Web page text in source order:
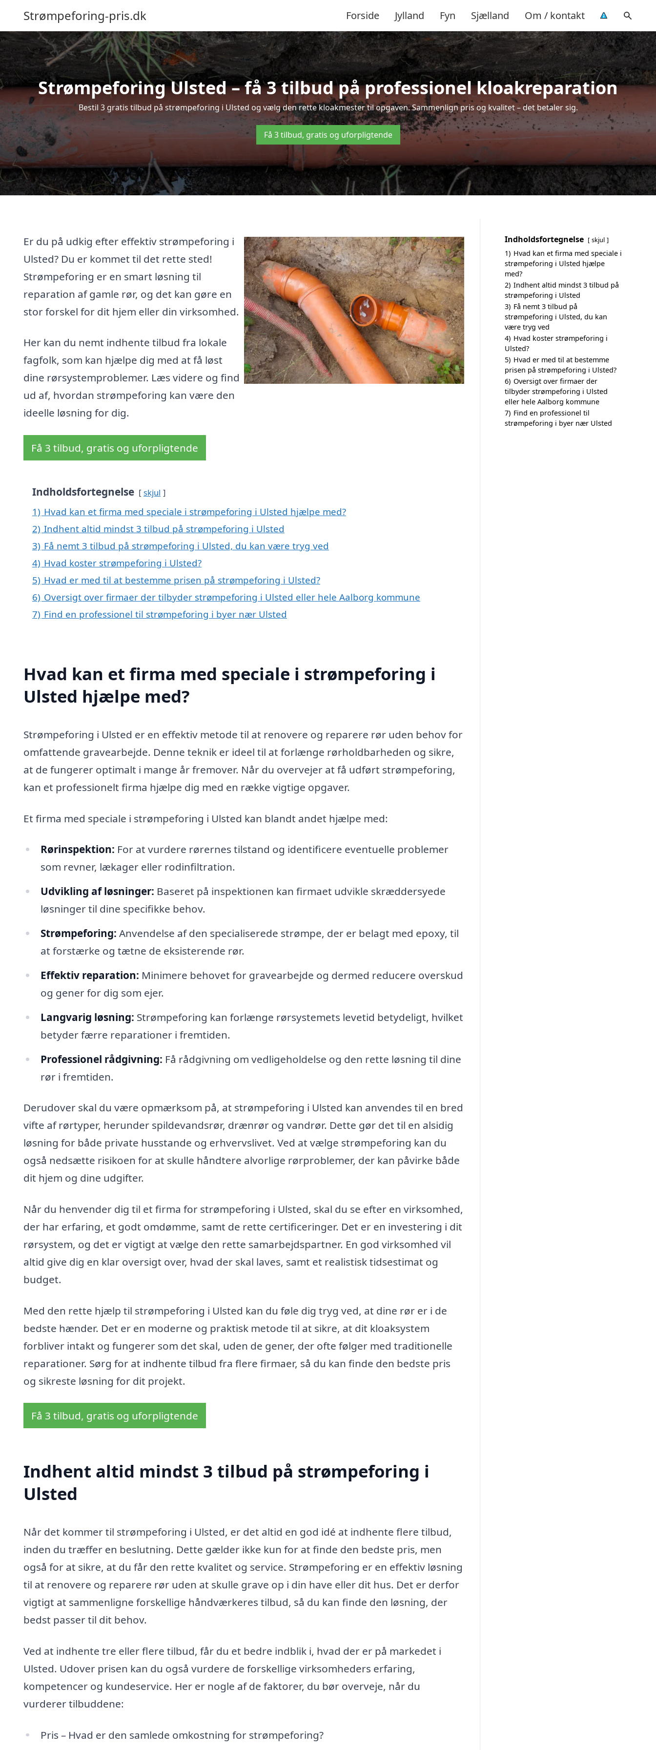
Strømpeforing-pris.dk Forside Jylland Fyn Sjælland Om / kontakt
Strømpeforing Ulsted – få 3 tilbud på professionel kloakreparation
Bestil 3 gratis tilbud på strømpeforing i Ulsted og vælg den rette kloakmester til opgaven. Sammenlign pris og kvalitet – det betaler sig.
Få 3 tilbud, gratis og uforpligtende
Er du på udkig efter effektiv strømpeforing i
Ulsted? Du er kommet til det rette sted!
Strømpeforing er en smart løsning til
reparation af gamle rør, og det kan gøre en
stor forskel for dit hjem eller din virksomhed.
Her kan du nemt indhente tilbud fra lokale
fagfolk, som kan hjælpe dig med at få løst
dine rørsystemproblemer. Læs videre og find
ud af, hvordan strømpeforing kan være den
ideelle løsning for dig.
Få 3 tilbud, gratis og uforpligtende
Indholdsfortegnelse skjul
1) Hvad kan et firma med speciale i strømpeforing i Ulsted hjælpe med?
2) Indhent altid mindst 3 tilbud på strømpeforing i Ulsted
3) Få nemt 3 tilbud på strømpeforing i Ulsted, du kan være tryg ved
4) Hvad koster strømpeforing i Ulsted?
5) Hvad er med til at bestemme prisen på strømpeforing i Ulsted?
6) Oversigt over firmaer der tilbyder strømpeforing i Ulsted eller hele Aalborg kommune
7) Find en professionel til strømpeforing i byer nær Ulsted
Hvad kan et firma med speciale i strømpeforing i
Ulsted hjælpe med?
Strømpeforing i Ulsted er en effektiv metode til at renovere og reparere rør uden behov for
omfattende gravearbejde. Denne teknik er ideel til at forlænge rørholdbarheden og sikre,
at de fungerer optimalt i mange år fremover. Når du overvejer at få udført strømpeforing,
kan et professionelt firma hjælpe dig med en række vigtige opgaver.
Et firma med speciale i strømpeforing i Ulsted kan blandt andet hjælpe med:
Rørinspektion: For at vurdere rørernes tilstand og identificere eventuelle problemer
som revner, lækager eller rodinfiltration.
Udvikling af løsninger: Baseret på inspektionen kan firmaet udvikle skræddersyede
løsninger til dine specifikke behov.
Strømpeforing: Anvendelse af den specialiserede strømpe, der er belagt med epoxy, til
at forstærke og tætne de eksisterende rør.
Effektiv reparation: Minimere behovet for gravearbejde og dermed reducere overskud
og gener for dig som ejer.
Langvarig løsning: Strømpeforing kan forlænge rørsystemets levetid betydeligt, hvilket
betyder færre reparationer i fremtiden.
Professionel rådgivning: Få rådgivning om vedligeholdelse og den rette løsning til dine
rør i fremtiden.
Derudover skal du være opmærksom på, at strømpeforing i Ulsted kan anvendes til en bred
vifte af rørtyper, herunder spildevandsrør, drænrør og vandrør. Dette gør det til en alsidig
løsning for både private husstande og erhvervslivet. Ved at vælge strømpeforing kan du
også nedsætte risikoen for at skulle håndtere alvorlige rørproblemer, der kan påvirke både
dit hjem og dine udgifter.
Når du henvender dig til et firma for strømpeforing i Ulsted, skal du se efter en virksomhed,
der har erfaring, et godt omdømme, samt de rette certificeringer. Det er en investering i dit
rørsystem, og det er vigtigt at vælge den rette samarbejdspartner. En god virksomhed vil
altid give dig en klar oversigt over, hvad der skal laves, samt et realistisk tidsestimat og
budget.
Med den rette hjælp til strømpeforing i Ulsted kan du føle dig tryg ved, at dine rør er i de
bedste hænder. Det er en moderne og praktisk metode til at sikre, at dit kloaksystem
forbliver intakt og fungerer som det skal, uden de gener, der ofte følger med traditionelle
reparationer. Sørg for at indhente tilbud fra flere firmaer, så du kan finde den bedste pris
og sikreste løsning for dit projekt.
Få 3 tilbud, gratis og uforpligtende
Indhent altid mindst 3 tilbud på strømpeforing i
Ulsted
Når det kommer til strømpeforing i Ulsted, er det altid en god idé at indhente flere tilbud,
inden du træffer en beslutning. Dette gælder ikke kun for at finde den bedste pris, men
også for at sikre, at du får den rette kvalitet og service. Strømpeforing er en effektiv løsning
til at renovere og reparere rør uden at skulle grave op i din have eller dit hus. Det er derfor
vigtigt at sammenligne forskellige håndværkeres tilbud, så du kan finde den løsning, der
bedst passer til dit behov.
Ved at indhente tre eller flere tilbud, får du et bedre indblik i, hvad der er på markedet i
Ulsted. Udover prisen kan du også vurdere de forskellige virksomheders erfaring,
kompetencer og kundeservice. Her er nogle af de faktorer, du bør overveje, når du
vurderer tilbuddene:
Pris – Hvad er den samlede omkostning for strømpeforing?
Indholdsfortegnelse skjul
1) Hvad kan et firma med speciale i
strømpeforing i Ulsted hjælpe
med?
2) Indhent altid mindst 3 tilbud på
strømpeforing i Ulsted
3) Få nemt 3 tilbud på
strømpeforing i Ulsted, du kan
være tryg ved
4) Hvad koster strømpeforing i
Ulsted?
5) Hvad er med til at bestemme
prisen på strømpeforing i Ulsted?
6) Oversigt over firmaer der
tilbyder strømpeforing i Ulsted
eller hele Aalborg kommune
7) Find en professionel til
strømpeforing i byer nær Ulsted